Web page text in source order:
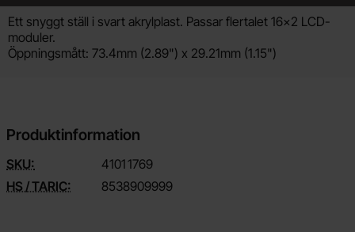
Produktbeskrivning
Ett snyggt ställ i svart akrylplast. Passar flertalet 16x2 LCD-
moduler.
Öppningsmått: 73.4mm (2.89") x 29.21mm (1.15")
Produktinformation
SKU: 41011769
HS / TARIC:
8538909999